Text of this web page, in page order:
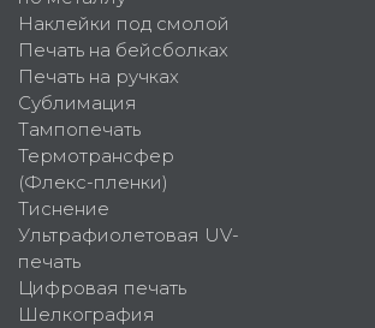
Наклейки под смолой
Печать на бейсболках
Печать на ручках
Сублимация
Тампопечать
Термотрансфер
(Флекс-пленки)
Тиснение
Ультрафиолетовая UV-
печать
Цифровая печать
Шелкография